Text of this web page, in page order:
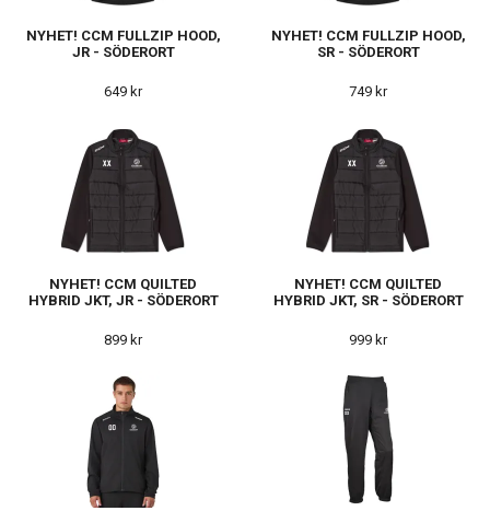
NYHET! CCM FULLZIP HOOD,
JR - SÖDERORT
649 kr
NYHET! CCM FULLZIP HOOD,
SR - SÖDERORT
749 kr
NYHET! CCM QUILTED
HYBRID JKT, JR - SÖDERORT
899 kr
NYHET! CCM QUILTED
HYBRID JKT, SR - SÖDERORT
999 kr